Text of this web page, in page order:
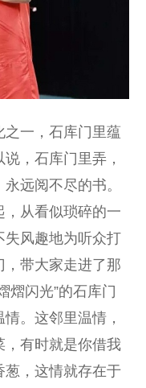
一，石库门里蕴
，石库门里弄，
远阅不尽的书。
从看似琐碎的一
失风趣地为听众打
带大家走进了那
熠闪光”的石库门
。这邻里温情，
，有时就是你借我
葱，这情就存在于